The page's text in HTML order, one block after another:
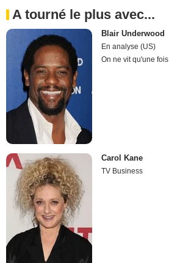
A tourné le plus avec...
Blair Underwood
En analyse (US)
On ne vit qu'une fois
Carol Kane
TV Business